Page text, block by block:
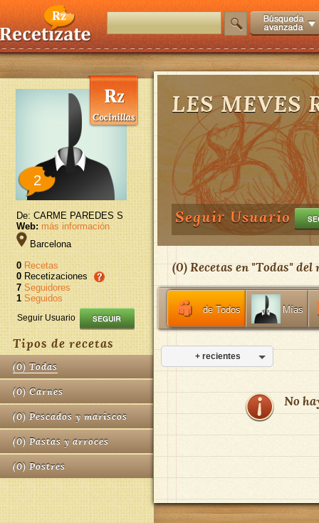
2
De: CARME PAREDES S
Web: más información
Barcelona
0 Recetas
0Recetizaciones
7 Seguidores
1 Seguidos
Seguir Usuario
Tipos de recetas
(0) Todas
(0) Carnes
(0) Pescados y mariscos
(0) Pastas y arroces
(0) Postres
LES MEVES
Seguir Usuario
(0) Recetas en "Todas" del
de Todos Mías
+ recientes
No